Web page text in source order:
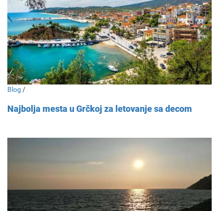
Blog /
Najbolja mesta u Grčkoj za letovanje sa decom